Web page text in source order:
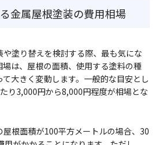
金属屋根塗装の費用相場
塗り替えを検討する際、最も気にな
は、屋根の面積、使用する塗料の種
大きく変動します。一般的な目安とし
り3,000円から8,000円程度が相場とな
根面積が100平方メートルの場合、30